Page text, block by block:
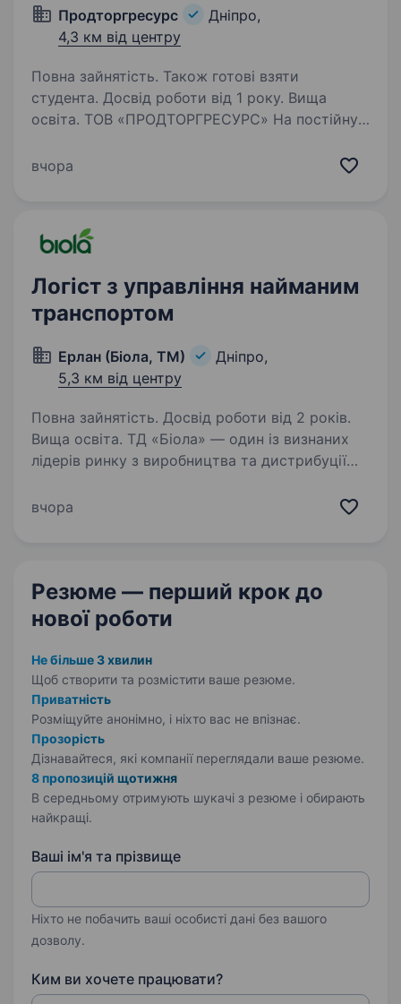
Продторгресурс
Дніпро,
4,3 км від центру
Повна зайнятість. Також готові взяти
студента. Досвід роботи від 1 року. Вища
освіта. ТОВ «ПРОДТОРГРЕСУРС» На постійну
поєднувати обов’язки оператора 1С та логіста
вчора
Логіст з управління найманим
транспортом
Ерлан (Біола, ТМ)
Дніпро,
5,3 км від центру
Повна зайнятість. Досвід роботи від 2 років.
Вища освіта. ТД «Біола» — один із визнаних
лідерів ринку з виробництва та дистрибуції
солодких газованих напоїв ТМ «Biola», ТМ
вчора
Резюме — перший крок до
нової роботи
Не більше 3 хвилин
Щоб створити та розмістити ваше резюме.
Приватність
Розміщуйте анонімно, і ніхто вас не впізнає.
Прозорість
Дізнавайтеся, які компанії переглядали ваше резюме.
8 пропозицій щотижня
В середньому отримують шукачі з резюме і обирають
найкращі.
Ваші ім'я та прізвище
Ніхто не побачить ваші особисті дані без вашого
дозволу.
Ким ви хочете працювати?